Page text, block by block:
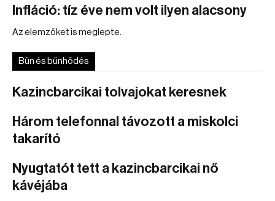
Infláció: tíz éve nem volt ilyen alacsony
Az elemzőket is meglepte.
Bűn és bűnhődés
Kazincbarcikai tolvajokat keresnek
Három telefonnal távozott a miskolci
takarító
Nyugtatót tett a kazincbarcikai nő
kávéjába